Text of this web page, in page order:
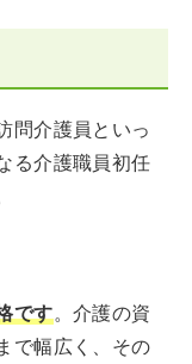
問介護員といっ
る介護職員初任
です。介護の資
で幅広く、その